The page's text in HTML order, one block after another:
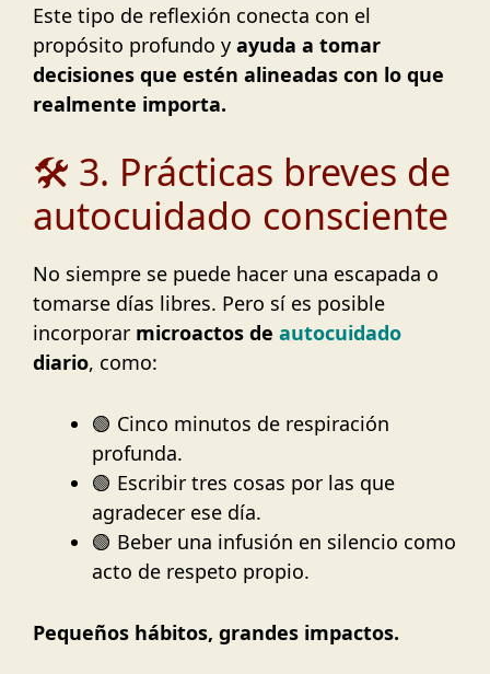
Este tipo de reflexión conecta con el
propósito profundo y ayuda a tomar
decisiones que estén alineadas con lo que
realmente importa.
🛠️ 3. Prácticas breves de
autocuidado consciente
No siempre se puede hacer una escapada o
tomarse días libres. Pero sí es posible
incorporar microactos de autocuidado
diario, como:
🟢 Cinco minutos de respiración
profunda.
🟢 Escribir tres cosas por las que
agradecer ese día.
🟢 Beber una infusión en silencio como
acto de respeto propio.
Pequeños hábitos, grandes impactos.